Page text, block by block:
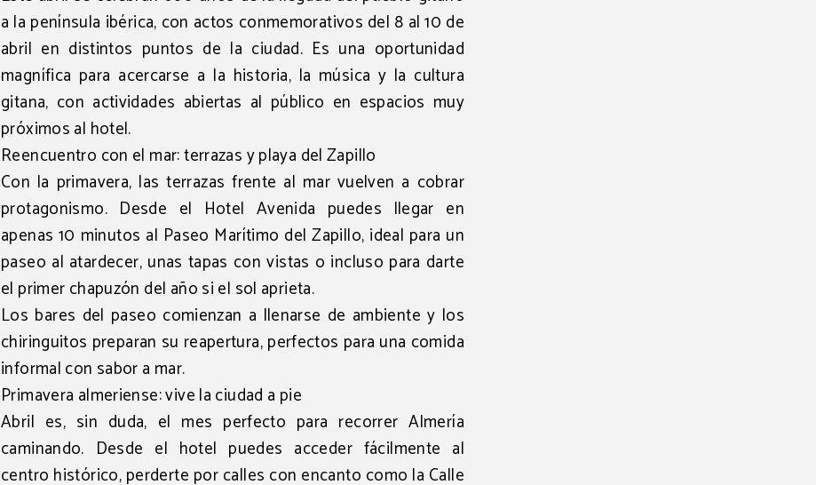
a la península ibérica, con actos conmemorativos del 8 al 10 de
abril en distintos puntos de la ciudad. Es una oportunidad
magnífica para acercarse a la historia, la música y la cultura
gitana, con actividades abiertas al público en espacios muy
próximos al hotel.
Reencuentro con el mar: terrazas y playa del Zapillo
Con la primavera, lasterrazas frente al mar vuelven a cobrar
protagonismo. Desde el Hotel Avenida puedes llegar en
apenas 10 minutos al Paseo Marítimo del Zapillo, ideal para un
paseo al atardecer, unas tapas con vistas o incluso para darte
el primer chapuzón del año si el sol aprieta.
Los bares del paseo comienzan a llenarse de ambiente y los
chiringuitos preparan su reapertura, perfectos para una comida
informal con sabor a mar.
Primavera almeriense: vive la ciudad a pie
Abril es, sin duda, el mes perfecto para recorrer Almería
caminando. Desde el hotel puedes acceder fácilmente al
centro histórico, perderte por calles con encanto como la Calle
Descuento exclusivo
Reserva a través de la web oficial y obtén un
RESERVAR